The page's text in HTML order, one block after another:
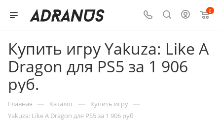
0
Купить игру Yakuza: Like A
Dragon для PS5 за 1 906
руб.
Главная — Каталог — Купить игру —
Yakuza: Like A Dragon для PS5 за 1 906 руб